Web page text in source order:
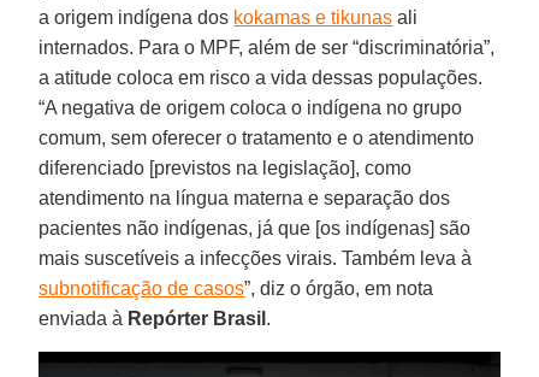
a origem indígena dos kokamas e tikunas ali
internados. Para o MPF, além de ser “discriminatória”,
a atitude coloca em risco a vida dessas populações.
“A negativa de origem coloca o indígena no grupo
comum, sem oferecer o tratamento e o atendimento
diferenciado [previstos na legislação], como
atendimento na língua materna e separação dos
pacientes não indígenas, já que [os indígenas] são
mais suscetíveis a infecções virais. Também leva à
subnotificação de casos”, diz o órgão, em nota
enviada à Repórter Brasil .